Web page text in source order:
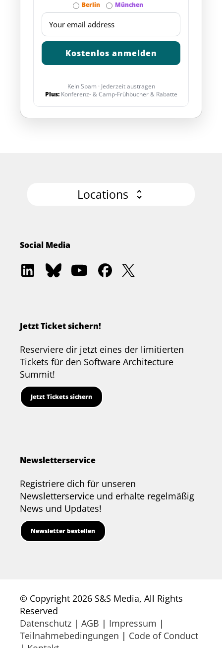
Berlin München
Kein Spam · Jederzeit austragen
Plus:Konferenz- & Camp-Frühbucher & Rabatte
Locations
Social Media
Software
Architecture
Software
Architecture
Software
Architecture
Software
Architecture
Jetzt Ticket sichern!
Reserviere dir jetzt eines der limitierten
Tickets für den Software Architecture
Summit!
Jetzt Tickets sichern
Newsletterservice
Registriere dich für unseren
Newsletterservice und erhalte regelmäßig
News und Updates!
Newsletter bestellen
© Copyright 2026 S&S Media, All Rights
Reserved
Datenschutz | AGB | Impressum |
Teilnahmebedingungen | Code of Conduct